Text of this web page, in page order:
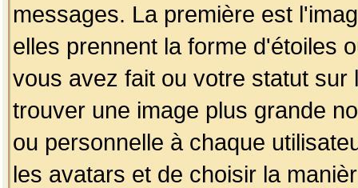
messages. La première est
elles prennent la forme d'étoiles
vous avez fait ou votre statut
trouver une image plus grande
ou personnelle à chaque
les avatars et de choisir la